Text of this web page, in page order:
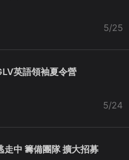
5/25
英語領袖夏令營
5/24
走中 籌備團隊 擴大招募